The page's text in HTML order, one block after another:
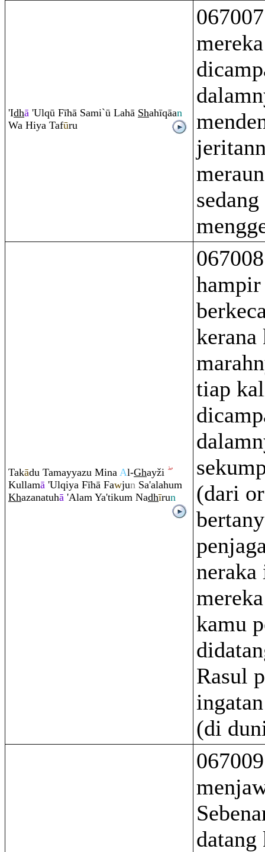
'Idhā 'Ulqū Fīhā Sami`ū Lahā Shahīqāan
Wa Hiya Tafūru
mereka
Takādu Tamayyazu Mina Al-Ghayži
Kullamā 'Ulqiya Fīhā Fawjun Sa'alahum
Khazanatuhā 'Alam Ya'tikum Nadhīrun
hampir
kerana
tiap
(dari
neraka
kamu
Rasul
(di
datang